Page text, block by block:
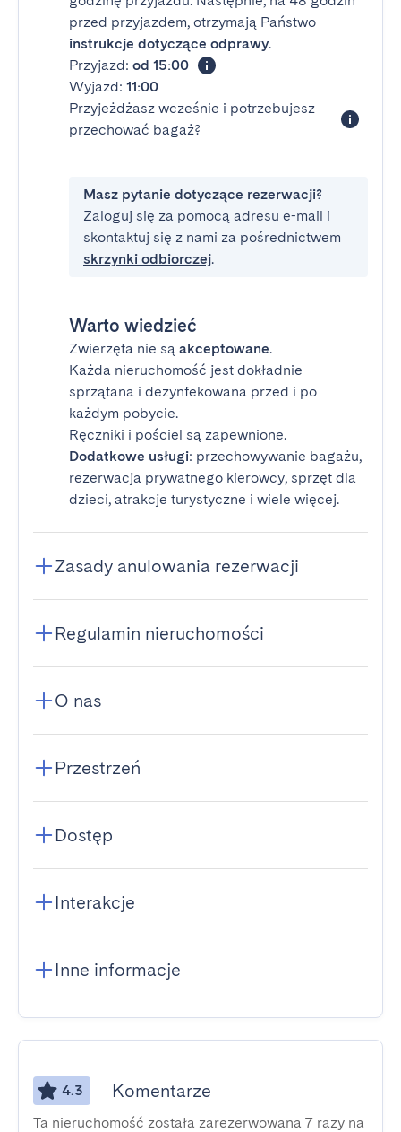
przed przyjazdem, otrzymają Państwo
instrukcje dotyczące odprawy.
Przyjazd: od 15:00
Wyjazd: 11:00
Przyjeżdżasz wcześnie i potrzebujesz
przechować bagaż?
Masz pytanie dotyczące rezerwacji?
Zaloguj się za pomocą adresu e-mail i
skontaktuj się z nami za pośrednictwem
skrzynki odbiorczej.
Warto wiedzieć
Zwierzęta nie są akceptowane.
Każda nieruchomość jest dokładnie
sprzątana i dezynfekowana przed i po
każdym pobycie.
Ręczniki i pościel są zapewnione.
Dodatkowe usługi: przechowywanie bagażu,
rezerwacja prywatnego kierowcy, sprzęt dla
dzieci, atrakcje turystyczne i wiele więcej.
Zasady anulowania rezerwacji
Regulamin nieruchomości
O nas
Przestrzeń
Dostęp
Interakcje
Inne informacje
4.3 Komentarze
Ta nieruchomość została zarezerwowana 7 razy na